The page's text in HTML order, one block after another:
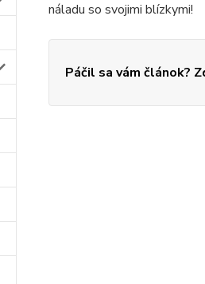
náladu so svojimi blízkymi!
Páčil sa vám článok?